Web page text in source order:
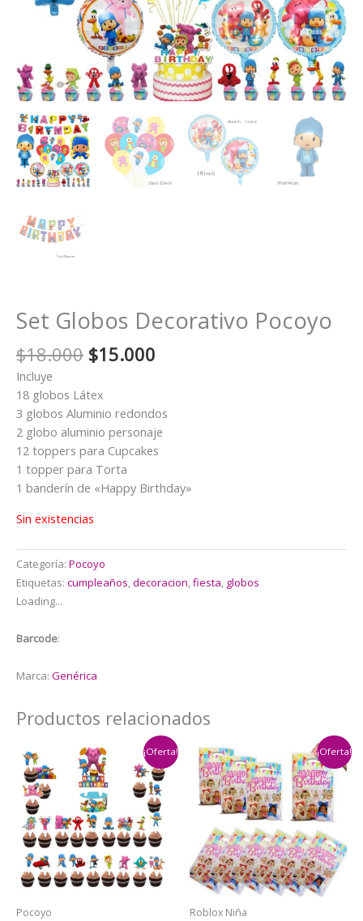
Set Globos Decorativo Pocoyo
$18.000 El
original
era:
$18.000.
$15.000
es:
$15.000.
Incluye
18 globos Látex
3 globos Aluminio redondos
2 globo aluminio personaje
12 toppers para Cupcakes
1 topper para Torta
1 banderín de «Happy Birthday»
Sin existencias
Categoría: Pocoyo
Etiquetas: cumpleaños,decoracion,fiesta, globos
Loading...
Barcode:
Marca: Genérica
Productos relacionados
¡Oferta!
Pocoyo
¡Oferta!
Roblox Niña